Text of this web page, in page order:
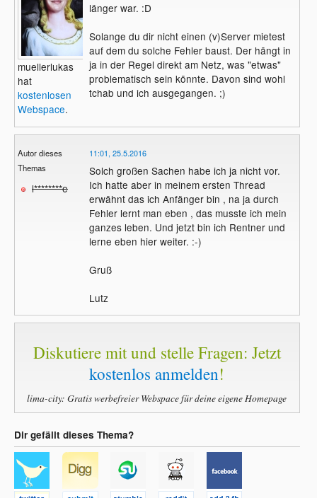
muellerlukas
hat
kostenlosen
Webspace.
länger war. :D
Solange du dir nicht einen (v)Server mietest
auf dem du solche Fehler baust. Der hängt in
ja in der Regel direkt am Netz, was "etwas"
problematisch sein könnte. Davon sind wohl
tchab und ich ausgegangen. ;)
Autor dieses
Themas
l********e
11:01, 25.5.2016
Solch großen Sachen habe ich ja nicht vor.
Ich hatte aber in meinem ersten Thread
erwähnt das ich Anfänger bin , na ja durch
Fehler lernt man eben , das musste ich mein
ganzes leben. Und jetzt bin ich Rentner und
lerne eben hier weiter. :-)
Gruß
Lutz
Diskutiere mit und stelle Fragen: Jetzt
kostenlos anmelden!
lima-city: Gratis werbefreier Webspace für deine eigene Homepage
Dir gefällt dieses Thema?